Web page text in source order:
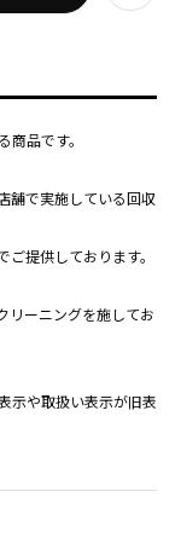
商品です。
舗で実施している回収
提供しております。
リーニングを施してお
示や取扱い表示が旧表